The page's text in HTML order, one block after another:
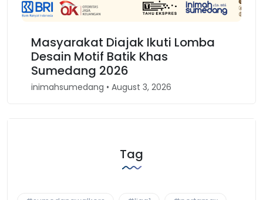
Diajak Ikuti Lomba
Batik Khas
2026
• August 3, 2026
Karnaval
Kembali Spirit
inimahsumedang • April
Tag